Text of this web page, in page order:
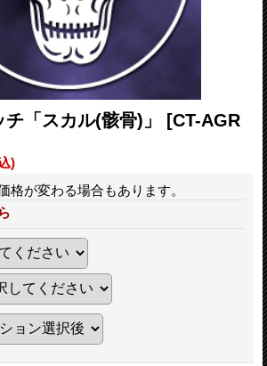
「スカル(骸骨)」 [CT-AGR
)
格が変わる場合もあります。